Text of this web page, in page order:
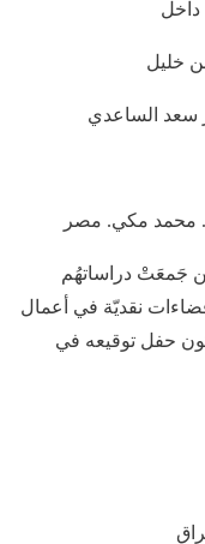
جَمعَتْ دراساتهُم
نقديّة في أعمال
حفل توقيعه في